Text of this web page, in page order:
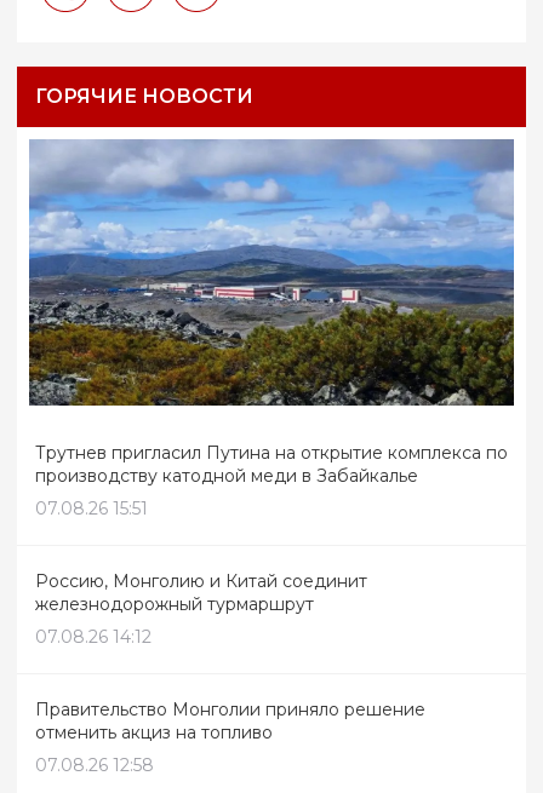
ГОРЯЧИЕ НОВОСТИ
Трутнев пригласил Путина на открытие комплекса по
производству катодной меди в Забайкалье
07.08.26 15:51
Россию, Монголию и Китай соединит
железнодорожный турмаршрут
07.08.26 14:12
Правительство Монголии приняло решение
отменить акциз на топливо
07.08.26 12:58